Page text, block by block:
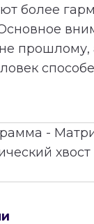
более